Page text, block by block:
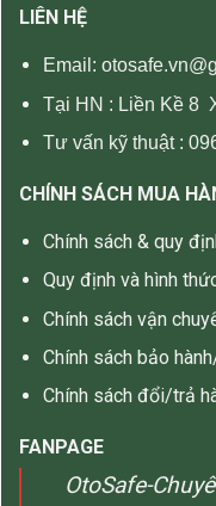
LIÊN HỆ
Email:
Tại HN : Liền Kề 8
Tư vấn kỹ thuật :
CHÍNH SÁCH MUA
Chính sách & quy
Quy định và hình
Chính sách vận
Chính sách bảo
Chính sách đổi/trả
FANPAGE
OtoSafe-